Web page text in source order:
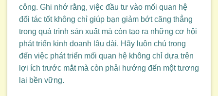
công. Ghi nhớ rằng, việc đầu tư vào mối quan hệ
đối tác tốt không chỉ giúp bạn giảm bớt căng thẳng
trong quá trình sản xuất mà còn tạo ra những cơ hội
phát triển kinh doanh lâu dài. Hãy luôn chú trọng
đến việc phát triển mối quan hệ không chỉ dựa trên
lợi ích trước mắt mà còn phải hướng đến một tương
lai bền vững.